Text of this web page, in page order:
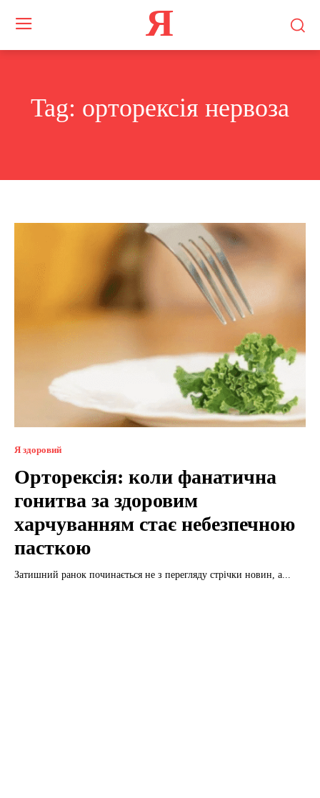
Я
Tag: орторексія нервоза
Я здоровий
Орторексія: коли фанатична
гонитва за здоровим
харчуванням стає небезпечною
пасткою
Затишний ранок починається не з перегляду стрічки новин, а...